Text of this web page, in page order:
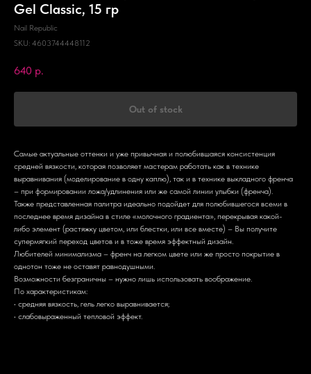
Gel Classic, 15 гр
Nail Republic
SKU: 4603744448112
640 р.
Out of stock
Самые актуальные оттенки и уже привычная и полюбившаяся консистенция
средней вязкости, которая позволяет мастерам работать как в технике
выравнивания (моделирование в одну каплю), так и в технике выкладного френча
– при формировании ложа/удлинения или же самой линии улыбки (френча).
Также представленная палитра идеально подойдет для полюбившегося всеми в
последнее время дизайна в стиле «молочного градиента», перекрывая какой-
либо элемент (растяжку цветом, или блестки, или все вместе) – Вы получите
супермягкий переход цветов и в тоже время эффектный дизайн.
Любителей минимализма – френч на легком цвете или же просто покрытие в
однотон тоже не оставят равнодушными.
Возможности безграничны – нужно лишь использовать воображение.
По характеристикам:
• средняя вязкость, гель легко выравнивается;
• слабовыраженный тепловой эффект.